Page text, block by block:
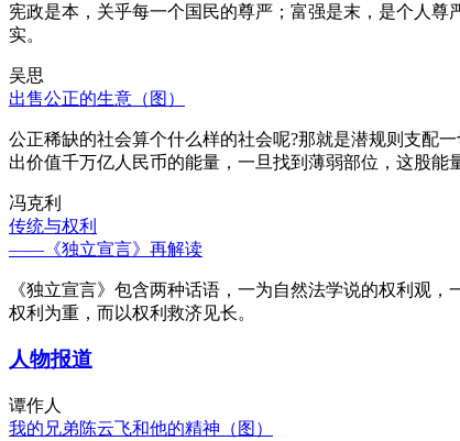
宪政是本，关乎每一个国民的尊严；富强是末，是个人
实。
吴思
出售公正的生意（图）
公正稀缺的社会算个什么样的社会呢?那就是潜规则支配
出价值千万亿人民币的能量，一旦找到薄弱部位，这股能
冯克利
传统与权利
——《独立宣言》再解读
《独立宣言》包含两种话语，一为自然法学说的权利观
权利为重，而以权利救济见长。
人物报道
谭作人
我的兄弟陈云飞和他的精神（图）